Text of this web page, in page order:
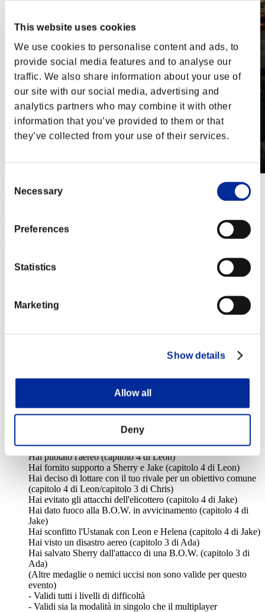
This website uses cookies
We use cookies to personalise content and ads, to
provide social media features and to analyse our
traffic. We also share information about your use of
our site with our social media, advertising and
analytics partners who may combine it with other
information that you’ve provided to them or that
they’ve collected from your use of their services.
Selection
Necessary
Preferences
Statistics
Marketing
Show details
Allow all
Deny
Event Details
per te, no?
partecipazione agli eventi)
Regole
- Ottieni il maggior numero di medaglie obiettivo durante
- Le medaglie valide per l'evento sono:
Hai pilotato l'aereo (capitolo 4 di Leon)
Hai fornito supporto a Sherry e Jake (capitolo 4 di Leon)
Hai deciso di lottare con il tuo rivale per un obiettivo comune
(capitolo 4 di Leon/capitolo 3 di Chris)
Hai evitato gli attacchi dell'elicottero (capitolo 4 di Jake)
Hai dato fuoco alla B.O.W. in avvicinamento (capitolo 4 di
Jake)
Hai sconfitto l'Ustanak con Leon e Helena (capitolo 4 di Jake)
Hai visto un disastro aereo (capitolo 3 di Ada)
Hai salvato Sherry dall'attacco di una B.O.W. (capitolo 3 di
Ada)
(Altre medaglie o nemici uccisi non sono valide per questo
evento)
- Validi tutti i livelli di difficoltà
- Validi sia la modalità in singolo che il multiplayer